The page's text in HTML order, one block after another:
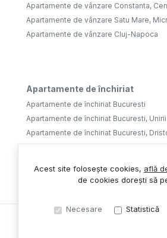
Apartamente de vânzare Constanta,
Apartamente de vânzare Satu Mare,
Apartamente de vânzare Cluj-Napoca
Apartamente de închiriat
Apartamente de închiriat Bucuresti
Apartamente de închiriat Bucuresti, Unirii
Apartamente de închiriat Bucuresti,
Apartamente de închiriat Bucuresti,
Apartamente de închiriat Bucuresti,
Acest site folosește cookies, află
de cookies dorești să
Necesare Statistică